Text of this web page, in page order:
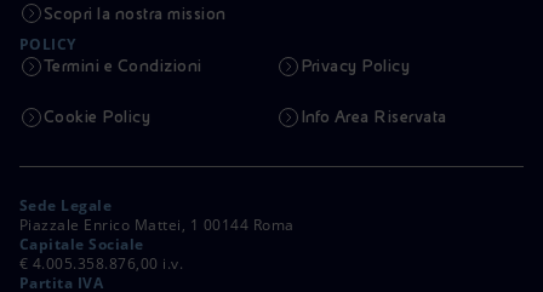
Scopri la nostra mission
POLICY
Termini e Condizioni Privacy Policy
Cookie Policy Info Area Riservata
Sede Legale
Piazzale Enrico Mattei, 1 00144 Roma
Capitale Sociale
€ 4.005.358.876,00 i.v.
Partita IVA